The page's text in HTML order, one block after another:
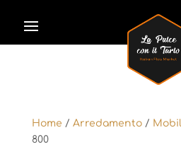
Home / Arredamento/
800
Home / Arredamento/
800